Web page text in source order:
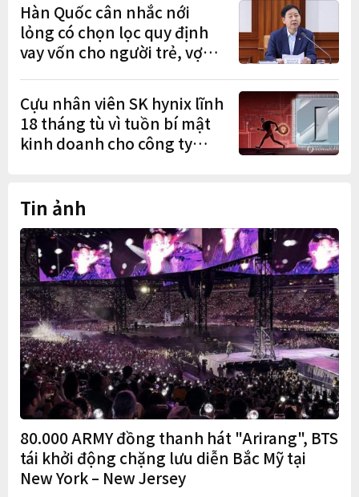
Hàn Quốc cân nhắc nới
lỏng có chọn lọc quy định
vay vốn cho người trẻ, vợ
Cựu nhân viên SK hynix lĩnh
18 tháng tù vì tuồn bí mật
kinh doanh cho công ty
Tin ảnh
80.000 ARMY đồng thanh hát "Arirang", BTS
tái khởi động chặng lưu diễn Bắc Mỹ tại
New York – New Jersey